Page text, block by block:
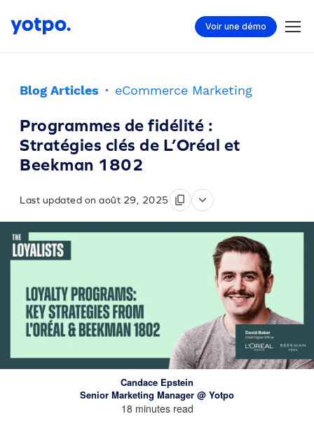
Voir une démo
Blog Articles · eCommerce Marketing
Programmes de fidélité :
Stratégies clés de L’Oréal et
Beekman 1802
Last updated on août 29, 2025
Candace Epstein
Senior Marketing Manager @ Yotpo
18 minutes read